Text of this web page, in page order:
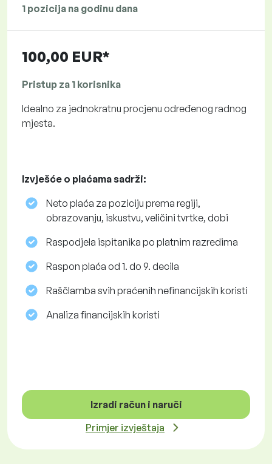
1 pozicija na godinu dana
100,00 EUR*
Pristup za 1 korisnika
Idealno za jednokratnu procjenu određenog radnog
mjesta.
Izvješće o plaćama sadrži:
Neto plaća za poziciju prema regiji,
obrazovanju, iskustvu, veličini tvrtke, dobi
Raspodjela ispitanika po platnim razredima
Raspon plaća od 1. do 9. decila
Raščlamba svih praćenih nefinancijskih koristi
Analiza financijskih koristi
Izradi račun i naruči
Primjer izvještaja